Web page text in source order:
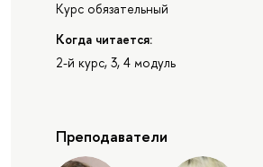
Курс обязательный
Когда читается:
2-й курс, 3, 4 модуль
Преподаватели